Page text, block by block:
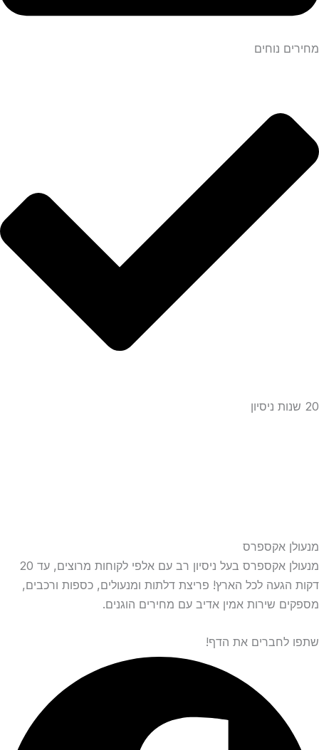
מחירים נוחים
20 שנות ניסיון
מנעולן אקספרס
מנעולן אקספרס בעל ניסיון רב עם אלפי לקוחות מרוצים, עד 20
דקות הגעה לכל הארץ! פריצת דלתות ומנעולים, כספות ורכבים,
מספקים שירות אמין אדיב עם מחירים הוגנים.
שתפו לחברים את הדף!